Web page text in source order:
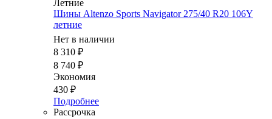
Летние
Шины Altenzo Sports Navigator 275/40 R20 106Y
летние
Нет в наличии
8 310 ₽
8 740 ₽
Экономия
430 ₽
Подробнее
Рассрочка